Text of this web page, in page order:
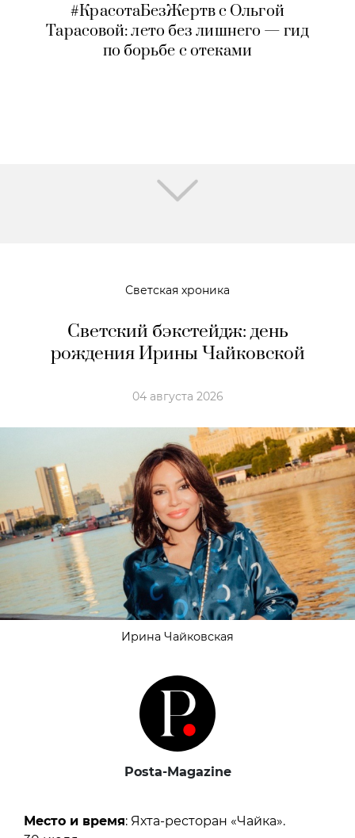
#КрасотаБезЖертв с Ольгой
Тарасовой: лето без лишнего — гид
по борьбе с отеками
Светская хроника
Светский бэкстейдж: день
рождения Ирины Чайковской
04 августа 2026
Ирина Чайковская
Posta-Magazine
Место и время: Яхта-ресторан «Чайка».